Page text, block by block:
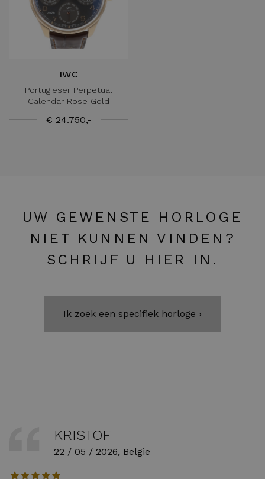
IWC
Portugieser Perpetual
Calendar Rose Gold
€ 24.750,-
UW GEWENSTE HORLOGE
NIET KUNNEN VINDEN?
SCHRIJF U HIER IN.
Ik zoek een specifiek horloge ›
KRISTOF
22 / 05 / 2026, Belgie